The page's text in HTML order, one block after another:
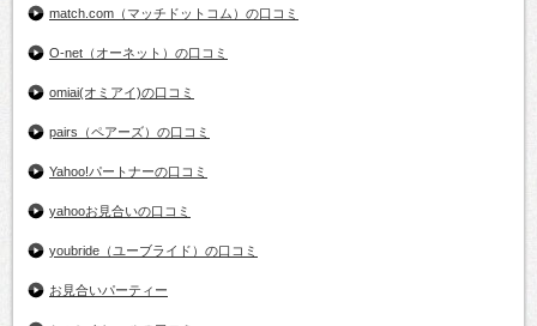
match.com（マッチドットコム）の口コミ
O-net（オーネット）の口コミ
omiai(オミアイ)の口コミ
pairs（ペアーズ）の口コミ
Yahoo!パートナーの口コミ
yahooお見合いの口コミ
youbride（ユーブライド）の口コミ
お見合いパーティー